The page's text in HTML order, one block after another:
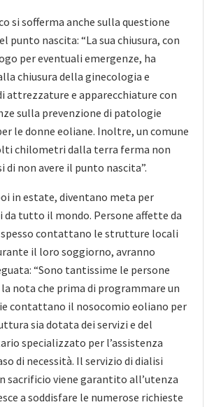
si sofferma anche sulla questione
punto nascita: “La sua chiusura, con
per eventuali emergenze, ha
chiusura della ginecologia e
attrezzature e apparecchiature con
sulla prevenzione di patologie
le donne eoliane. Inoltre, un comune
chilometri dalla terra ferma non
non avere il punto nascita”.
in estate, diventano meta per
tutto il mondo. Persone affette da
contattano le strutture locali
il loro soggiorno, avranno
“Sono tantissime le persone
nota che prima di programmare un
contattano il nosocomio eoliano per
sia dotata dei servizi e del
specializzato per l’assistenza
di necessità. Il servizio di dialisi
sacrificio viene garantito all’utenza
a soddisfare le numerose richieste